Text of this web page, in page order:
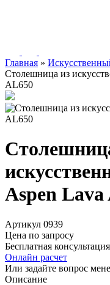
Главная »
Столешница из
AL650
Aspen Lava
Артикул 0939
Цена по запросу
Бесплатная консультация
Онлайн расчет
Или задайте вопрос
Описание